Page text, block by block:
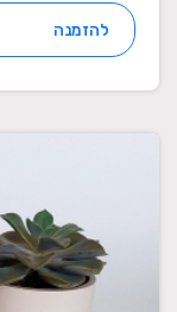
להזמנה